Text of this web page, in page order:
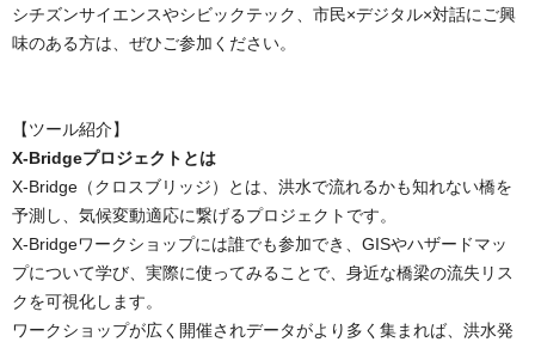
シチズンサイエンスやシビックテック、市民×デジタル×対話にご興
味のある方は、ぜひご参加ください。
X-Bridgeプロジェクトとは
X-Bridge（クロスブリッジ）とは、洪水で流れるかも知れない橋を
予測し、気候変動適応に繋げるプロジェクトです。
X-Bridgeワークショップには誰でも参加でき、GISやハザードマッ
プについて学び、実際に使ってみることで、身近な橋梁の流失リス
クを可視化します。
ワークショップが広く開催されデータがより多く集まれば、洪水発